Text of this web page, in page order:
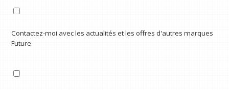
Contactez-moi avec les actualités et les offres d'autres marques
Future